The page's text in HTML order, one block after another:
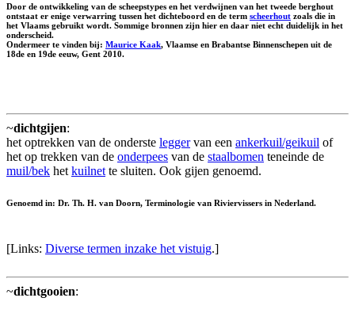
Door de ontwikkeling van de scheepstypes en het verdwijnen van het tweede berghout
ontstaat er enige verwarring tussen het dichteboord en de term scheerhout zoals die in
het Vlaams gebruikt wordt. Sommige bronnen zijn hier en daar niet echt duidelijk in het
onderscheid.
Ondermeer te vinden bij: Maurice Kaak, Vlaamse en Brabantse Binnenschepen uit de
18de en 19de eeuw, Gent 2010.
~dichtgijen:
het optrekken van de onderste leggervan een ankerkuil/geikuil of
het op trekken van de onderpees van de staalbomen teneinde de
muil/bek het kuilnet te sluiten. Ook gijen genoemd.
Genoemd in: Dr. Th. H. van Doorn, Terminologie van Riviervissers in Nederland.
[Links: Diverse termen inzake het vistuig.]
~dichtgooien: